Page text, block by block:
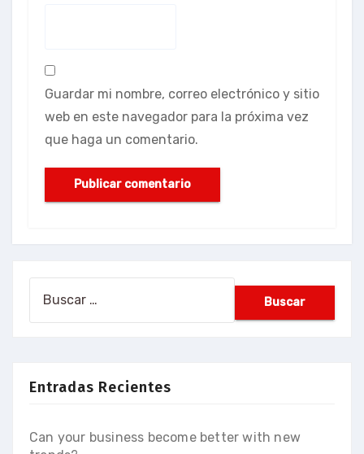
Guardar mi nombre, correo electrónico y sitio
web en este navegador para la próxima vez
que haga un comentario.
Entradas Recientes
Can your business become better with new